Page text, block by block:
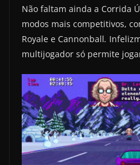
Não faltam ainda a Corrida
modos mais competitivos,
Royale e Cannonball.
multijogador só permite